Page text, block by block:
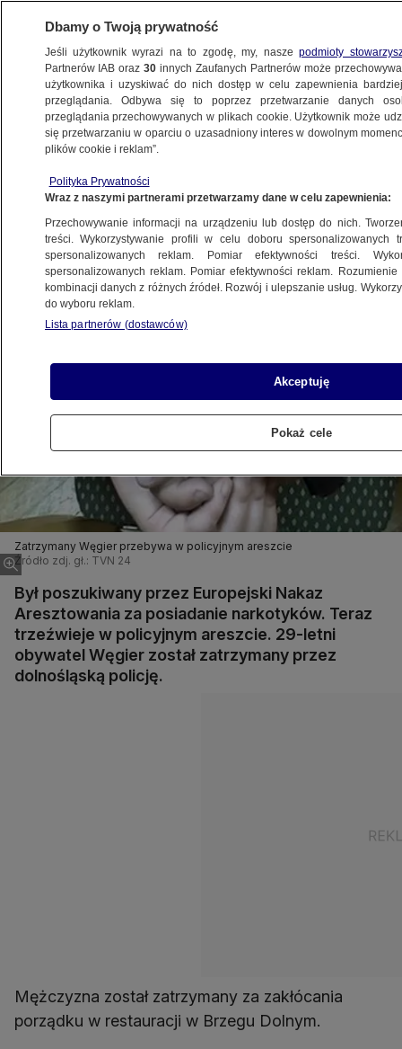
WROCŁAW
bo się awanturował
28.01.2013, 21:43
Udostępnij
Zatrzymany Węgier przebywa w policyjnym areszcie
Źródło zdj. gł.: TVN 24
Był poszukiwany przez Europejski Nakaz
Aresztowania za posiadanie narkotyków. Teraz
trzeźwieje w policyjnym areszcie. 29-letni
obywatel Węgier został zatrzymany przez
dolnośląską policję.
Mężczyzna został zatrzymany za zakłócania
porządku w restauracji w Brzegu Dolnym.
Dbamy o Twoją prywatność
Jeśli użytkownik wyrazi na to zgodę, my, naszepodmioty
Partnerów IAB oraz30 innych Zaufanych Partnerów może
użytkownika i uzyskiwać do nich dostęp w celu zapewnienia
przeglądania. Odbywa się to poprzez przetwarzanie danych
przeglądania przechowywanych w plikach cookie. Użytkownik może
się przetwarzaniu w oparciu o uzasadniony interes w dowolnym
plików cookie i reklam”.
Polityka Prywatności
Wraz z naszymi partnerami przetwarzamy dane w celu zapewnienia:
Przechowywanie informacji na urządzeniu lub dostęp do nich.
treści. Wykorzystywanie profili w celu doboru spersonalizowanych
spersonalizowanych reklam. Pomiar efektywności treści.
spersonalizowanych reklam. Pomiar efektywności reklam.
kombinacji danych z różnych źródeł. Rozwój i ulepszanie usług.
do wyboru reklam.
Lista partnerów (dostawców)
Akceptuję
Pokaż cele